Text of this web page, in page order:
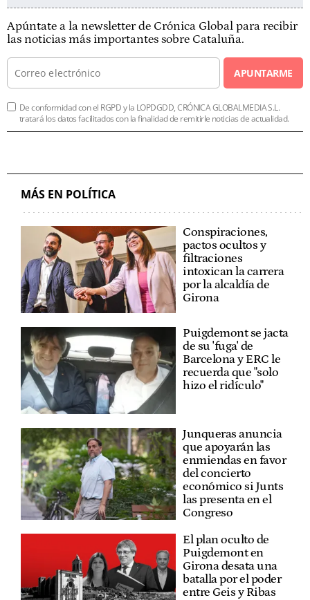
Apúntate a la newsletter de Crónica Global para recibir
las noticias más importantes sobre Cataluña.
APUNTARME
De conformidad con el RGPD y la LOPDGDD, CRÓNICA GLOBALMEDIA S.L.
tratará los datos facilitados con la finalidad de remitirle noticias de actualidad.
MÁS EN POLÍTICA
Conspiraciones,
pactos ocultos y
filtraciones
intoxican la carrera
por la alcaldía de
Girona
Puigdemont se jacta
de su 'fuga' de
Barcelona y ERC le
recuerda que "solo
hizo el ridículo"
Junqueras anuncia
que apoyarán las
enmiendas en favor
del concierto
económico si Junts
las presenta en el
Congreso
El plan oculto de
Puigdemont en
Girona desata una
batalla por el poder
entre Geis y Ribas